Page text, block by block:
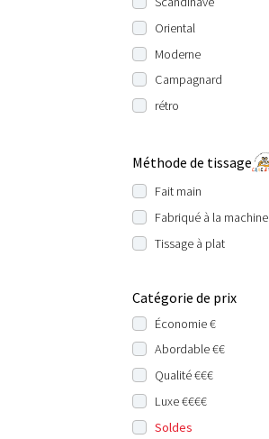
Oriental
Moderne
Campagnard
rétro
Méthode de tissage
Fait main
Fabriqué à la machine
Tissage à plat
Catégorie de prix
Économie €
Abordable €€
Qualité €€€
Luxe €€€€
Soldes